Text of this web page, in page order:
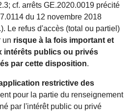
cf. arrêts GE.2020.0019 précité
du 12 novembre 2018
Le refus d'accès (total ou partiel)
un risque à la fois important et
intérêts publics ou privés
par cette disposition.
restrictive des
pour la partie du renseignement
par l'intérêt public ou privé